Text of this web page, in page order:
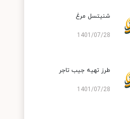
شنیتسل مرغ
1401/07/28
طرز تهیه جیب تاجر
1401/07/28